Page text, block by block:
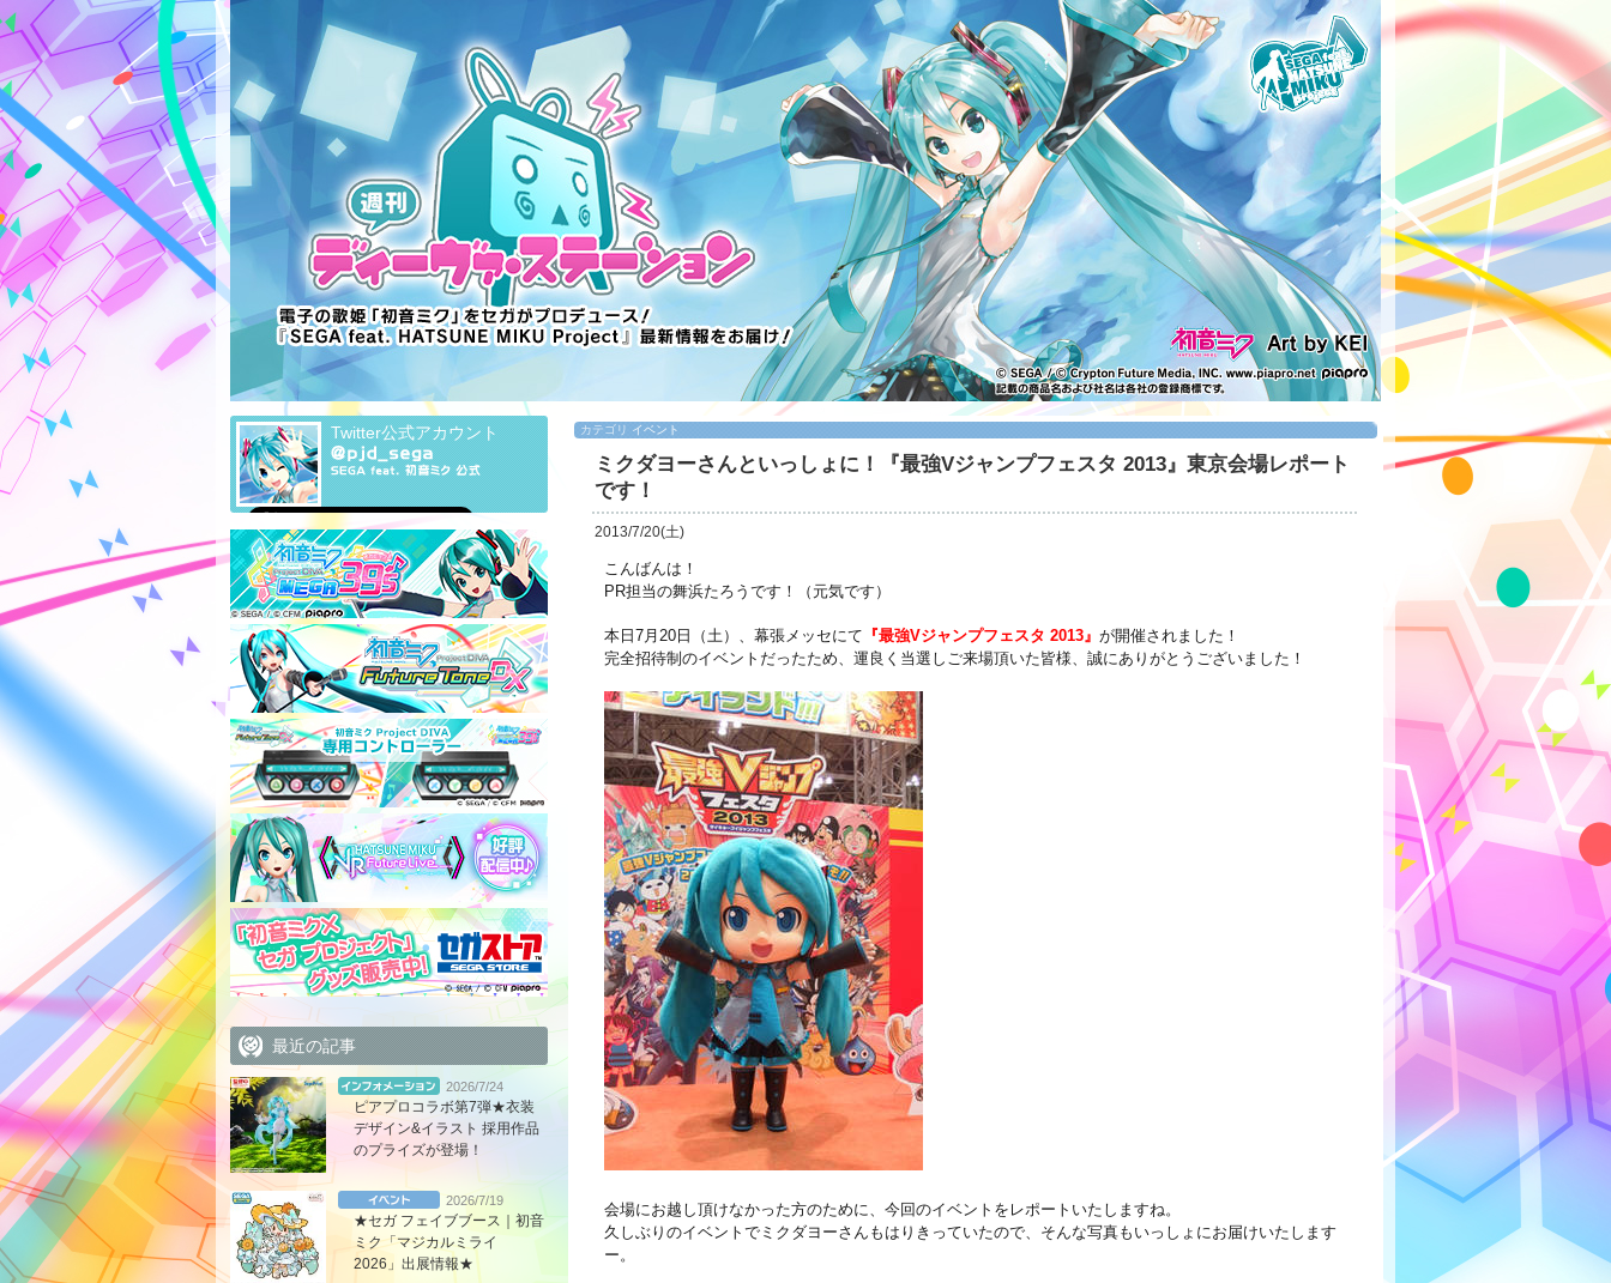
カテゴリ イベント
ミクダヨーさんといっしょに！『最強Vジャンプフェスタ 2013』東京会場レポート
です！
2013/7/20(土)
こんばんは！
PR担当の舞浜たろうです！（元気です）
本日7月20日（土）、幕張メッセにて 『最強Vジャンプフェスタ 2013』 が開催されました！
完全招待制のイベントだったため、運良く当選しご来場頂いた皆様、誠にありがとうございました！
会場にお越し頂けなかった方のために、今回のイベントをレポートいたしますね。
久しぶりのイベントでミクダヨーさんもはりきっていたので、そんな写真もいっしょにお届けいたします
ー。
Twitter公式アカウント
最近の記事
2026/7/24
ピアプロコラボ第7弾★衣装
デザイン&イラスト 採用作品
のプライズが登場！
2026/7/19
★セガ フェイブブース｜初音
ミク「マジカルミライ
2026」出展情報★